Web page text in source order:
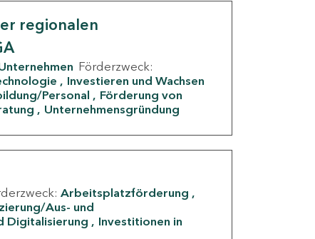
regionalen
Förderzweck:
Investieren und Wachsen
Personal
Förderung von
Unternehmensgründung
Arbeitsplatzförderung
Aus- und
Digitalisierung
Investitionen in